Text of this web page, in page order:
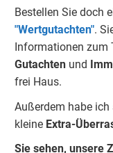
Bestellen Sie doch
"Wertgutachten".
Informationen zum
Gutachten und
frei Haus.
Außerdem habe
kleine Extra-
Sie sehen, unsere